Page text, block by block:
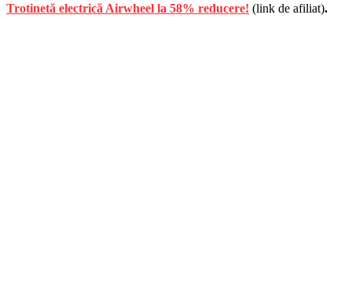
Trotinetă electrică Airwheel la 58% reducere! (link de afiliat).